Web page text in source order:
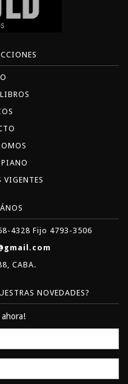
PIANO
VIGENTES
4328 Fijo 4793-3506
CABA.
NOVEDADES?
ahora!